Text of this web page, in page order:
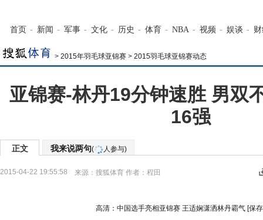
首页 - 新闻 - 军事 - 文化 - 历史 - 体育 - NBA - 视频 - 娱谈 -
> 2015年羽毛球亚锦赛 > 2015羽毛球亚锦赛动态
亚锦赛-林丹19分钟速胜 男双
16强
正文 我来说两句( 人参与)
2015-04-22 19:55:58 来源： 搜狐体育 作者：程田
高清：中国选手亮相亚锦赛 王适娴潇洒林丹霸气 [保